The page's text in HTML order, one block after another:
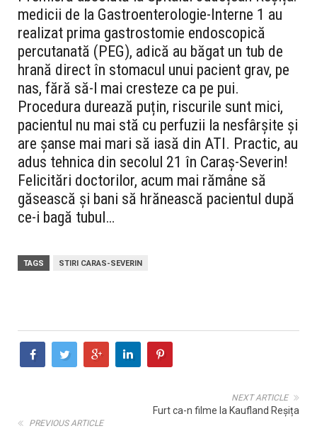
medicii de la Gastroenterologie-Interne 1 au
realizat prima gastrostomie endoscopică
percutanată (PEG), adică au băgat un tub de
hrană direct în stomacul unui pacient grav, pe
nas, fără să-l mai cresteze ca pe pui.
Procedura durează puțin, riscurile sunt mici,
pacientul nu mai stă cu perfuzii la nesfârșite și
are șanse mai mari să iasă din ATI. Practic, au
adus tehnica din secolul 21 în Caraș-Severin!
Felicitări doctorilor, acum mai rămâne să
găsească și bani să hrănească pacientul după
ce-i bagă tubul…
TAGS STIRI CARAS-SEVERIN
NEXT ARTICLE
Furt ca-n filme la Kaufland Reșița
PREVIOUS ARTICLE